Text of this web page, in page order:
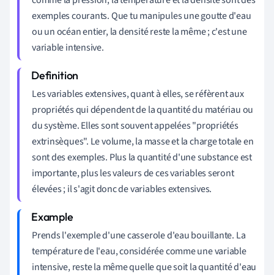
exemples courants. Que tu manipules une goutte d'eau
ou un océan entier, la densité reste la même ; c'est une
variable intensive.
Les variables extensives, quant à elles, se réfèrent aux
propriétés qui dépendent de la quantité du matériau ou
du système. Elles sont souvent appelées "propriétés
extrinsèques". Le volume, la masse et la charge totale en
sont des exemples. Plus la quantité d'une substance est
importante, plus les valeurs de ces variables seront
élevées ; il s'agit donc de variables extensives.
Prends l'exemple d'une casserole d'eau bouillante. La
température de l'eau, considérée comme une variable
intensive, reste la même quelle que soit la quantité d'eau